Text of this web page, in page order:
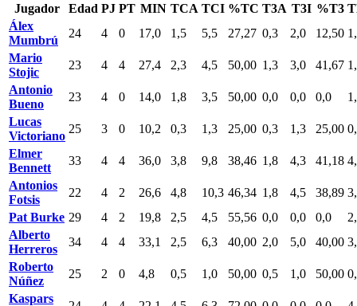
Jugador Edad PJ PT MIN TCA TCI %TC T3A T3I %T3
Álex
Mumbrú
24 4 0 17,0 1,5 5,5 27,27 0,3 2,0 12,50
Mario
Stojic
23 4 4 27,4 2,3 4,5 50,00 1,3 3,0 41,67
Antonio
Bueno
23 4 0 14,0 1,8 3,5 50,00 0,0 0,0 0,0
Lucas
Victoriano
25 3 0 10,2 0,3 1,3 25,00 0,3 1,3 25,00
Elmer
Bennett
33 4 4 36,0 3,8 9,8 38,46 1,8 4,3 41,18
Antonios
Fotsis
22 4 2 26,6 4,8 10,3 46,34 1,8 4,5 38,89
Pat Burke 29 4 2 19,8 2,5 4,5 55,56 0,0 0,0 0,0
Alberto
Herreros
34 4 4 33,1 2,5 6,3 40,00 2,0 5,0 40,00
Roberto
Núñez
25 2 0 4,8 0,5 1,0 50,00 0,5 1,0 50,00
Kaspars